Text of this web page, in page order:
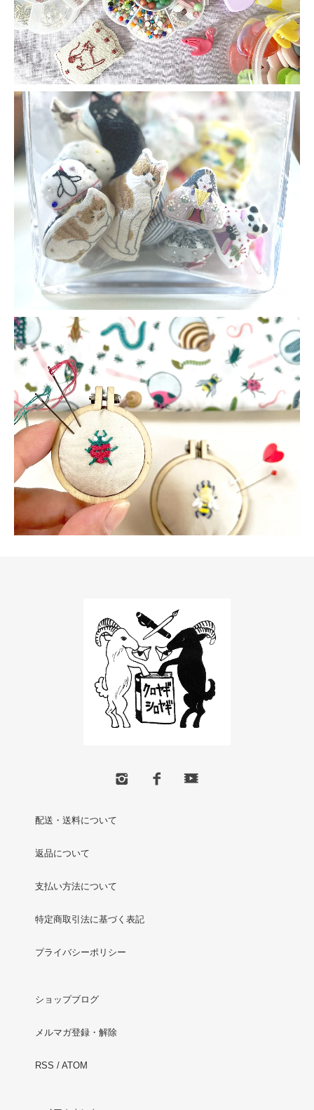
配送・送料について
返品について
支払い方法について
特定商取引法に基づく表記
プライバシーポリシー
ショップブログ
メルマガ登録・解除
RSS / ATOM